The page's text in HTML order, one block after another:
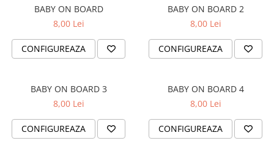
VOLVO CAMIOANE
STICKERE MOTO/ATV
18+ STICKER
4X4/OFF ROAD STICKER
CAR AUDIO
DIVERSE
DRIFT
BABY ON BOARD
8,00 Lei
CONFIGUREAZA
BABY ON BOARD 2
8,00 Lei
CONFIGUREAZA
BABY ON BOARD 3
8,00 Lei
CONFIGUREAZA
BABY ON BOARD 4
8,00 Lei
CONFIGUREAZA